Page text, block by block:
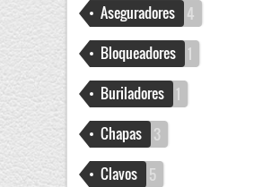
Aseguradores 4
Bloqueadores 1
Buriladores 1
Chapas 3
Clavos 5